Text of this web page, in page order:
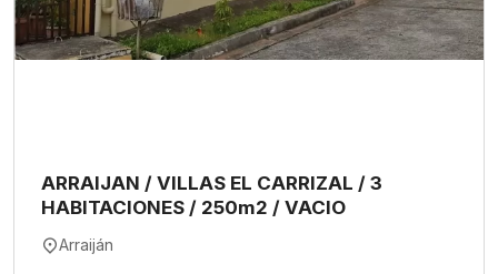
ARRAIJAN / VILLAS EL CARRIZAL / 3
HABITACIONES / 250m2 / VACIO
Arraiján